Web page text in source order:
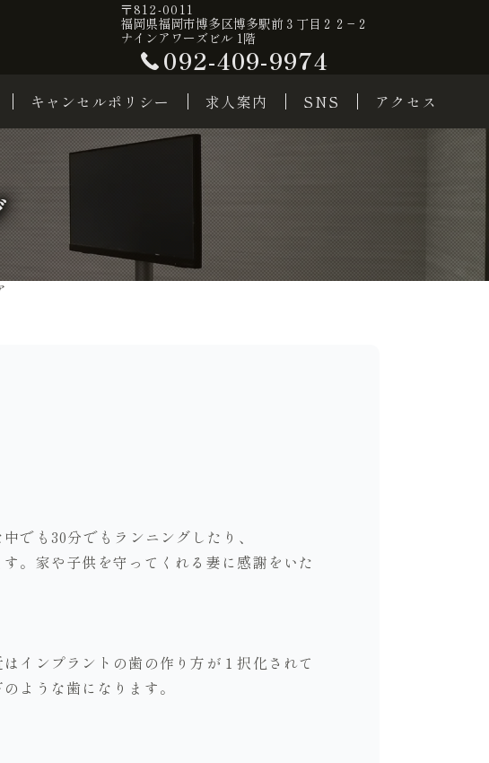
〒812-0011
福岡県福岡市博多区博多駅前３丁目２２−２
ナインアワーズビル 1階
092-409-9974
キャンセルポリシー 求人案内 SNS アクセス
でも30分でもランニングしたり、
。家や子供を守ってくれる妻に感謝をいた
インプラントの歯の作り方が１択化されて
ような歯になります。